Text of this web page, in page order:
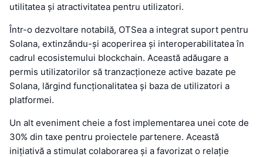
utilitatea și atractivitatea pentru utilizatori.
Într-o dezvoltare notabilă, OTSea a integrat suport pentru
Solana, extinzându-și acoperirea și interoperabilitatea în
cadrul ecosistemului blockchain. Această adăugare a
permis utilizatorilor să tranzacționeze active bazate pe
Solana, lărgind funcționalitatea și baza de utilizatori a
platformei.
Un alt eveniment cheie a fost implementarea unei cote de
30% din taxe pentru proiectele partenere. Această
inițiativă a stimulat colaborarea și a favorizat o relație